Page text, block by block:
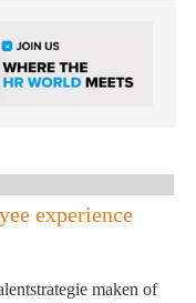
experience
maken of